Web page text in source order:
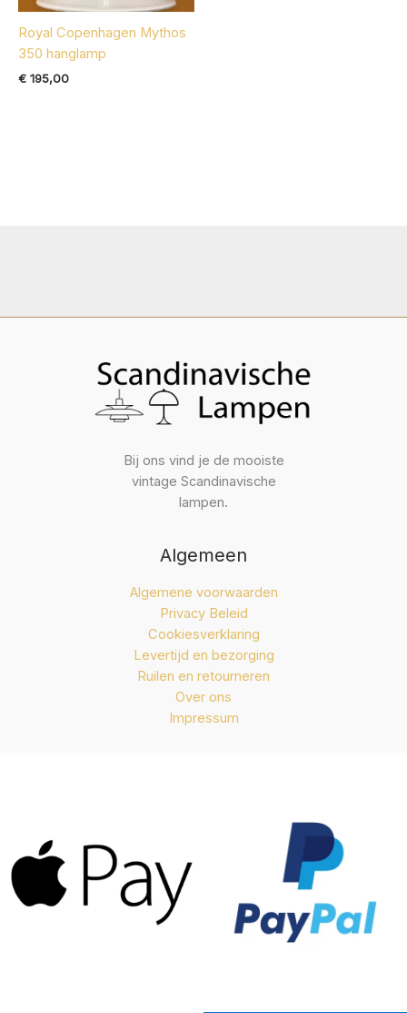
Royal Copenhagen Mythos
350 hanglamp
€ 195,00
Bij ons vind je de mooiste
vintage Scandinavische
lampen.
Algemeen
Algemene voorwaarden
Privacy Beleid
Cookiesverklaring
Levertijd en bezorging
Ruilen en retourneren
Over ons
Impressum